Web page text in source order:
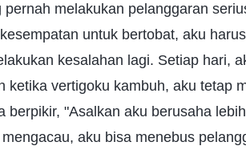
melakukan pelanggaran
untuk bertobat, aku
kesalahan lagi. Setiap hari,
ketika vertigoku kambuh, aku tetap
berpikir, "Asalkan aku berusaha
aku bisa menebus